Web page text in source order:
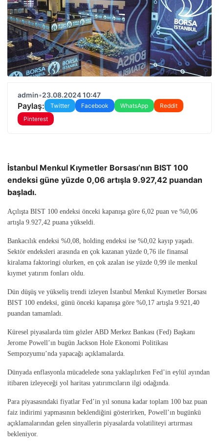
admin•23.08.2024 10:47
Paylaş: Twitter Facebook WhatsApp
Reddit
Pinterest
İstanbul Menkul Kıymetler Borsası’nın BIST 100
endeksi güne yüzde 0,06 artışla 9.927,42 puandan
başladı.
Açılışta BIST 100 endeksi önceki kapanışa göre 6,02 puan ve %0,06
artışla 9.927,42 puana yükseldi.
Bankacılık endeksi %0,08, holding endeksi ise %0,02 kayıp yaşadı.
Sektör endeksleri arasında en çok kazanan yüzde 0,76 ile finansal
kiralama faktoringi olurken, en çok azalan ise yüzde 0,99 ile menkul
kıymet yatırım fonları oldu.
Dün düşüş ve yükseliş trendi izleyen İstanbul Menkul Kıymetler Borsası
BIST 100 endeksi, günü önceki kapanışa göre %0,17 artışla 9.921,40
puandan tamamladı.
Küresel piyasalarda tüm gözler ABD Merkez Bankası (Fed) Başkanı
Jerome Powell’ın bugün Jackson Hole Ekonomi Politikası
Sempozyumu’nda yapacağı açıklamalarda.
Dünyada enflasyonla mücadelede sona yaklaşılırken Fed’in eylül ayından
itibaren izleyeceği yol haritası yatırımcıların ilgi odağında.
Para piyasasındaki fiyatlar Fed’in yıl sonuna kadar toplam 100 baz puan
faiz indirimi yapmasının beklendiğini gösterirken, Powell’ın bugünkü
açıklamalarından gelen sinyallerin piyasalarda volatiliteyi artırması
bekleniyor.